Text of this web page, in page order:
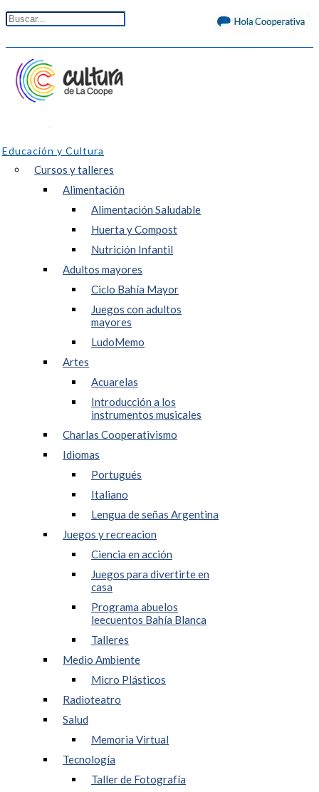
Educación y Cultura
Cursos y talleres
Alimentación
Alimentación Saludable
Huerta y Compost
Nutrición Infantil
Adultos mayores
Ciclo Bahía Mayor
Juegos con adultos
mayores
LudoMemo
Artes
Acuarelas
Introducción a los
instrumentos musicales
Charlas Cooperativismo
Idiomas
Portugués
Italiano
Lengua de señas Argentina
Juegos y recreacion
Ciencia en acción
Juegos para divertirte en
casa
Programa abuelos
leecuentos Bahía Blanca
Talleres
Medio Ambiente
Micro Plásticos
Radioteatro
Salud
Memoria Virtual
Tecnología
Taller de Fotografía